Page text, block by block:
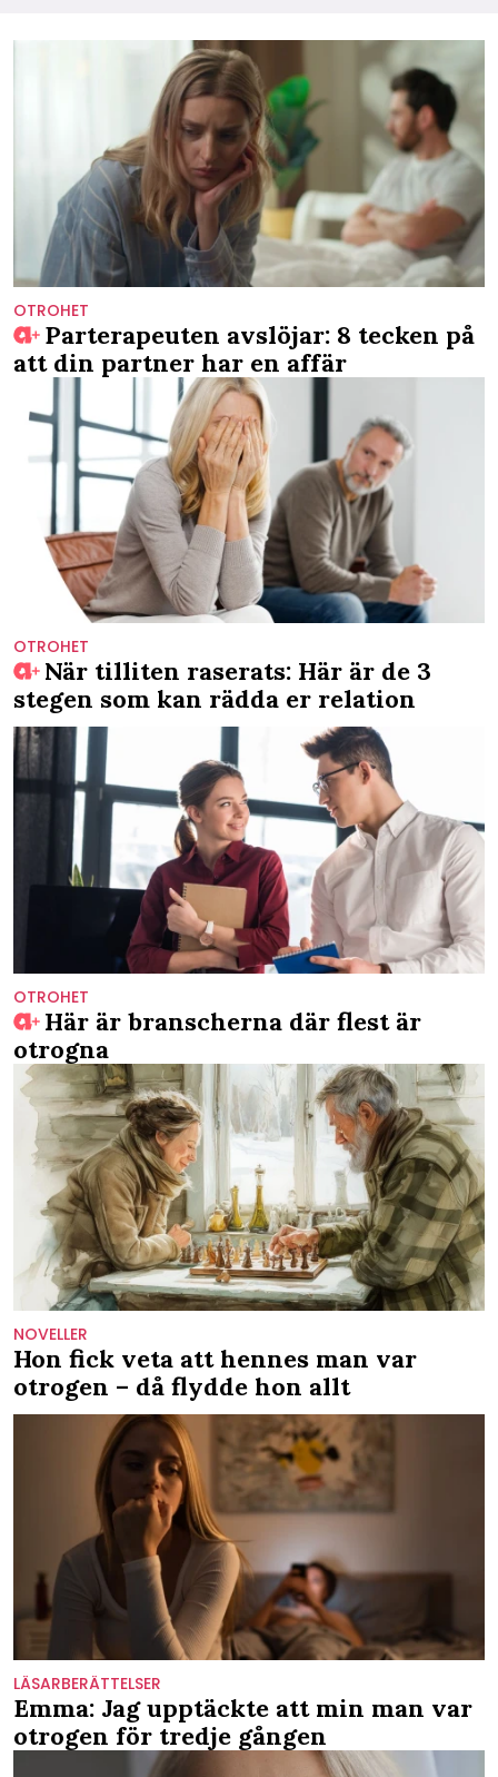
OTROHET
Parterapeuten avslöjar: 8 tecken på
att din partner har en affär
OTROHET
När tilliten raserats: Här är de 3
stegen som kan rädda er relation
OTROHET
Här är branscherna där flest är
otrogna
NOVELLER
Hon fick veta att hennes man var
otrogen – då flydde hon allt
LÄSARBERÄTTELSER
Emma: Jag upptäckte att min man var
otrogen för tredje gången